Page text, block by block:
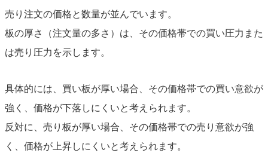
売り注文の価格と数量が並んでいます。
板の厚さ（注文量の多さ）は、その価格帯での買い圧力また
は売り圧力を示します。
具体的には、買い板が厚い場合、その価格帯での買い意欲が
強く、価格が下落しにくいと考えられます。
反対に、売り板が厚い場合、その価格帯での売り意欲が強
く、価格が上昇しにくいと考えられます。